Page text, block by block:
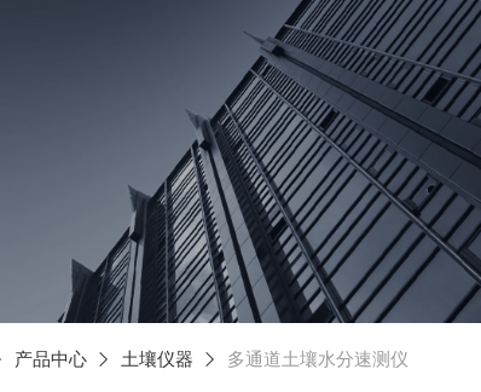
产品中心 土壤仪器 多通道土壤水分速测仪